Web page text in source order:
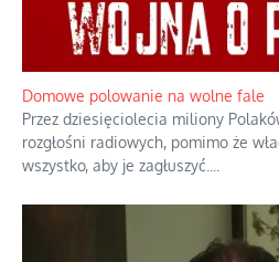
Rozważania o rodzinie przy zielonej
Rodzina to zbiór jednostek
realnymi relacjami....